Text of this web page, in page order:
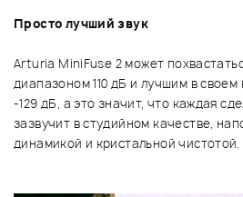
Просто лучший звук
Arturia MiniFuse 2 может
диапазоном 110 дБ и лучшим в
-129 дБ, а это значит, что каждая
зазвучит в студийном качестве,
динамикой и кристальной чистотой.